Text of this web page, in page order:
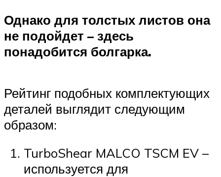
Однако для толстых листов она
не подойдет – здесь
понадобится болгарка.
Рейтинг подобных комплектующих
деталей выглядит следующим
образом:
TurboShear MALCO TSCM EV –
используется для